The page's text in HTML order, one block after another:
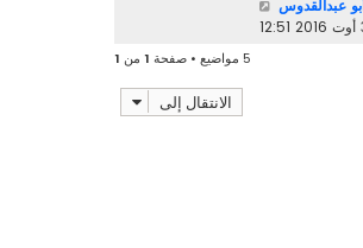
أبو عبدالقدوس
5 مواضيع • صفحة 1 من 1
الانتقال إلى